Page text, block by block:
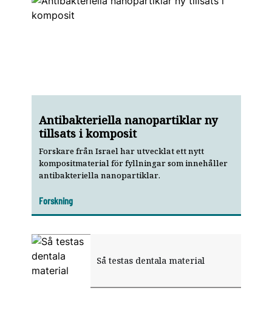
Antibakteriella nanopartiklar ny
tillsats i komposit
Forskare från Israel har utvecklat ett nytt
kompositmaterial för fyllningar som innehåller
antibakteriella nanopartiklar.
Forskning
Så testas dentala material